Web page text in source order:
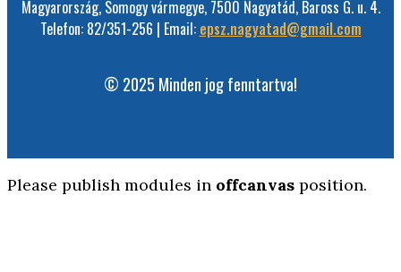
Magyarország, Somogy vármegye, 7500 Nagyatád, Baross G. u. 4.
Telefon: 82/351-256 | Email: epsz.nagyatad@gmail.com
© 2025 Minden jog fenntartva!
Please publish modules in offcanvas position.